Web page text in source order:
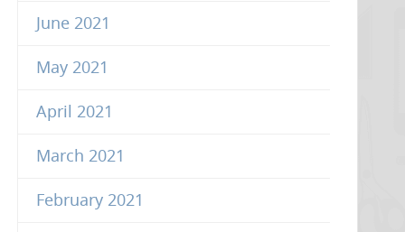
June 2021
May 2021
April 2021
March 2021
February 2021